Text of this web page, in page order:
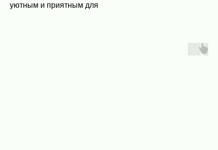
уютным и приятным для